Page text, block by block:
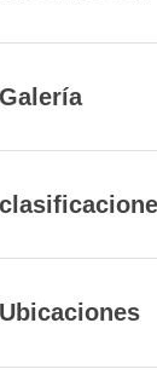
Galería
Ubicaciones